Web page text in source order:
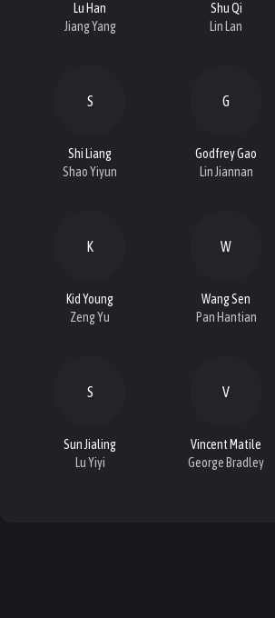
Lu Han
Jiang Yang
Shu Qi
Lin Lan
S
Shi Liang
Shao Yiyun
G
Godfrey Gao
Lin Jiannan
K
Kid Young
Zeng Yu
W
Wang Sen
Pan Hantian
S
Sun Jialing
Lu Yiyi
V
Vincent Matile
George Bradley